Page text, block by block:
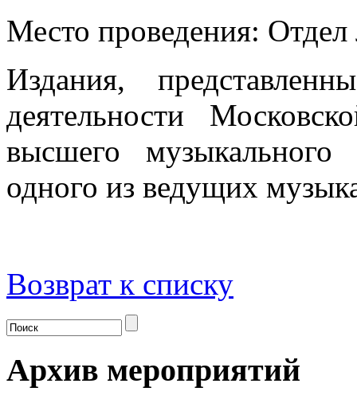
Место проведения: Отдел
Издания,
деятельности
высшего
одного из ведущих
Возврат к списку
Архив мероприятий